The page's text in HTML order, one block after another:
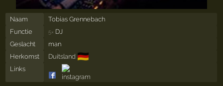
Naam
Tobias Grennebach
Functie
5× DJ
Geslacht
man
Herkomst
Duitsland 🇩🇪
Links